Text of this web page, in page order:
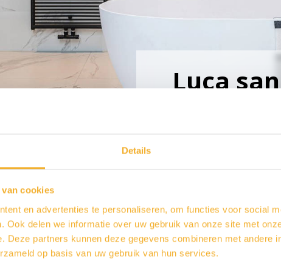
Details
cookies
en advertenties te personaliseren, om functies voor social
Ook delen we informatie over uw gebruik van onze site met
Deze partners kunnen deze gegevens combineren met andere
op basis van uw gebruik van hun services.
Luca
Artikelnummer: LUVA1430
Varianten